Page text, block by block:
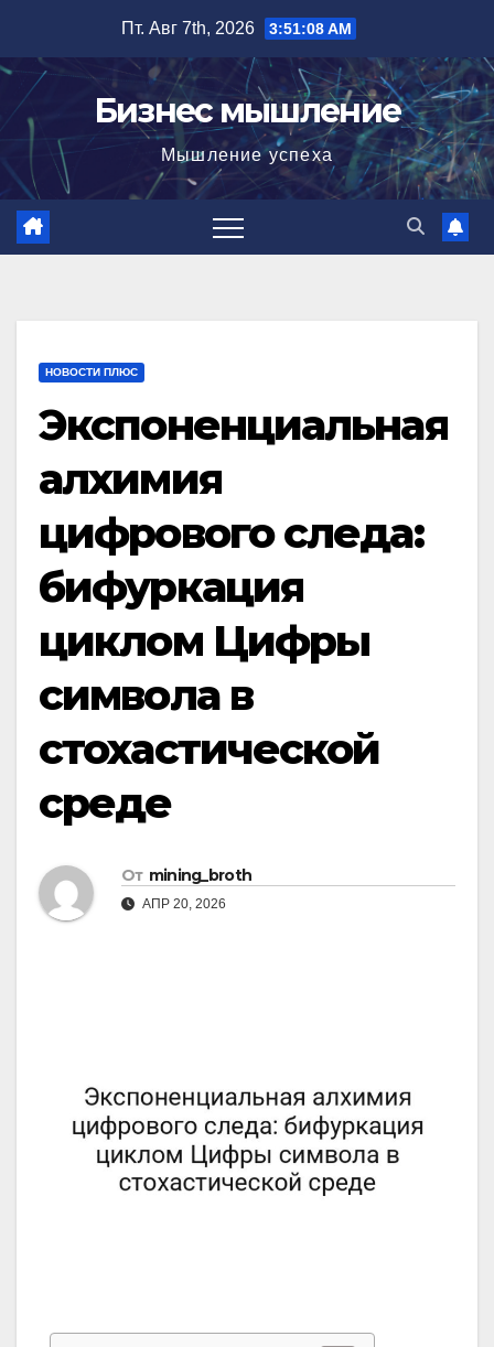
содержимому
Пт. Авг 7th, 2026 3:51:10 AM
Бизнес мышление
Мышление успеха
НОВОСТИ ПЛЮС
Экспоненциальная
алхимия
цифрового следа:
бифуркация
циклом Цифры
символа в
стохастической
среде
От mining_broth
АПР 20, 2026